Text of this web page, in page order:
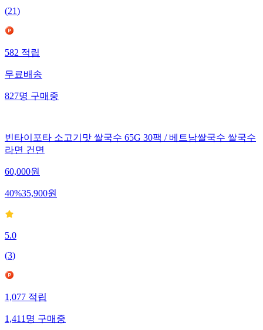
(21)
582 적립
무료배송
827명 구매중
빈타이포타 소고기맛 쌀국수 65G 30팩 / 베트남쌀국수 쌀국수
라면 건면
60,000원
40%35,900원
5.0
(3)
1,077적립
1,411명구매중